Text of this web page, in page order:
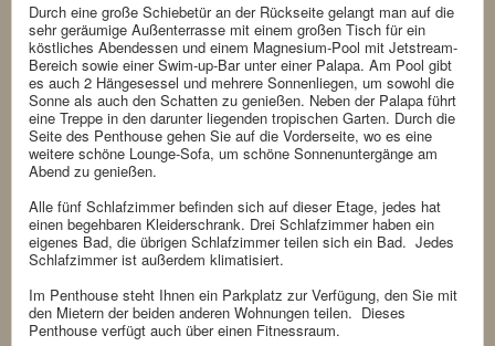
Durch eine große Schiebetür an der Rückseite gelangt man auf die
sehr geräumige Außenterrasse mit einem großen Tisch für ein
köstliches Abendessen und einem Magnesium-Pool mit Jetstream-
Bereich sowie einer Swim-up-Bar unter einer Palapa. Am Pool gibt
es auch 2 Hängesessel und mehrere Sonnenliegen, um sowohl die
Sonne als auch den Schatten zu genießen. Neben der Palapa führt
eine Treppe in den darunter liegenden tropischen Garten. Durch die
Seite des Penthouse gehen Sie auf die Vorderseite, wo es eine
weitere schöne Lounge-Sofa, um schöne Sonnenuntergänge am
Abend zu genießen.
Alle fünf Schlafzimmer befinden sich auf dieser Etage, jedes hat
einen begehbaren Kleiderschrank. Drei Schlafzimmer haben ein
eigenes Bad, die übrigen Schlafzimmer teilen sich ein Bad. Jedes
Schlafzimmer ist außerdem klimatisiert.
Im Penthouse steht Ihnen ein Parkplatz zur Verfügung, den Sie mit
den Mietern der beiden anderen Wohnungen teilen. Dieses
Penthouse verfügt auch über einen Fitnessraum.